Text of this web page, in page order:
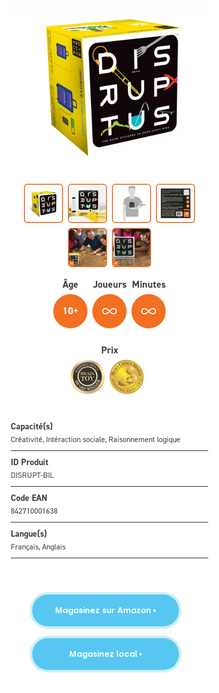
Âge
10+
Joueurs Minutes
Prix
Capacité(s)
Créativité, Intéraction sociale, Raisonnement logique
ID Produit
DISRUPT-BIL
Code EAN
842710001638
Langue(s)
Français, Anglais
Magasinez sur Amazon
Magasinez local